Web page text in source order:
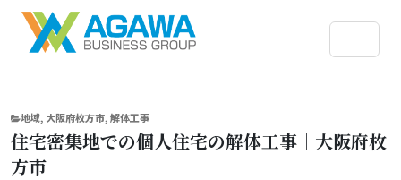
CATEGORIES
地域, 大阪府枚方市, 解体工事
住宅密集地での個人住宅の解体工事｜大阪府枚
方市